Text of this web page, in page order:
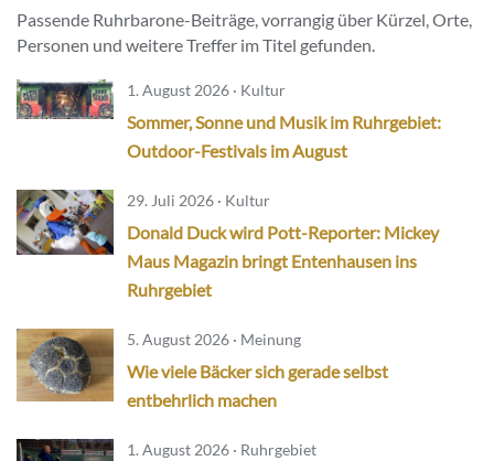
Passende Ruhrbarone-Beiträge, vorrangig über Kürzel, Orte,
Personen und weitere Treffer im Titel gefunden.
1. August 2026 · Kultur
Sommer, Sonne und Musik im Ruhrgebiet:
Outdoor-Festivals im August
29. Juli 2026 · Kultur
Donald Duck wird Pott-Reporter: Mickey
Maus Magazin bringt Entenhausen ins
Ruhrgebiet
5. August 2026 · Meinung
Wie viele Bäcker sich gerade selbst
entbehrlich machen
1. August 2026 · Ruhrgebiet